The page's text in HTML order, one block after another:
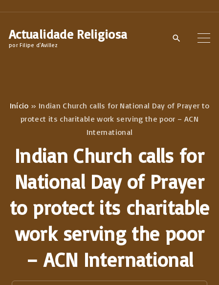
Actualidade Religiosa
por Filipe d'Avillez
Início » Indian Church calls for National Day of Prayer to
protect its charitable work serving the poor – ACN
International
Indian Church calls for
National Day of Prayer
to protect its charitable
work serving the poor
– ACN International